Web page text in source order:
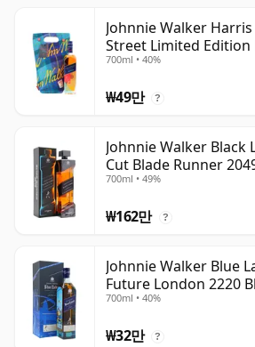
Johnnie Walker
Street Limited Edition
700ml • 40%
₩49만 ?
Johnnie Walker Black
Cut Blade Runner
700ml • 49%
₩162만 ?
Johnnie Walker Blue
Future London 2220
700ml • 40%
₩32만 ?